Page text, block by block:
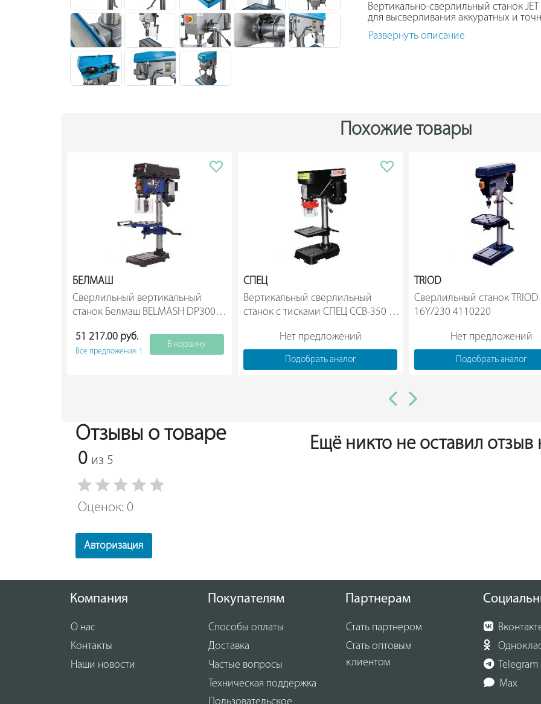
Вертикально-сверлильный станок
для высверливания аккуратных и
заготовках. Модель широко
металлообрабатывающих
малому весу и компактным размерам
с помощью специальных монтажных
Развернуть описание
Похожие товары
БЕЛМАШ
Сверлильный вертикальный
станок Белмаш BELMASH DP300-
51 217.00 руб.
Все предложения: 1
В корзину
СПЕЦ
Вертикальный сверлильный
станок с тисками СПЕЦ ССВ-350
Нет предложений
Подобрать аналог
TRIOD
Сверлильный станок TRIOD
Нет предложений
Подобрать аналог
Отзывы о товаре
0 из 5
Оценок: 0
Авторизация
Ещё никто не оставил
Компания
О нас
Контакты
Наши новости
Покупателям
Способы оплаты
Доставка
Частые вопросы
Техническая поддержка
Партнерам
Стать партнером
Стать оптовым
клиентом
Telegram
Max